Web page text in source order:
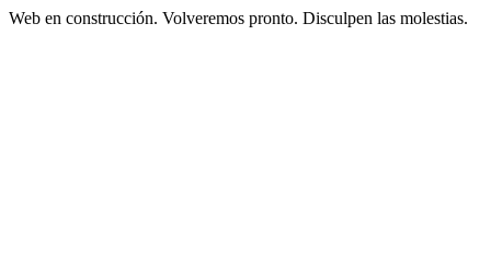
Web en construcción. Volveremos pronto. Disculpen las molestias.